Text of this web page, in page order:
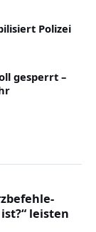
Polizei
gesperrt –
leisten